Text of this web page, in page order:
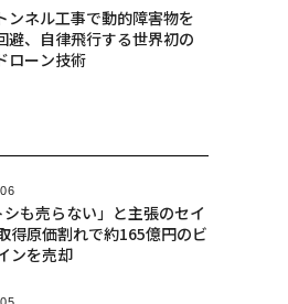
ンネル工事で動的障害物を
避、自律飛行する世界初の
ローン技術
シも売らない」と主張のセイ
得原価割れで約165億円のビ
ンを売却